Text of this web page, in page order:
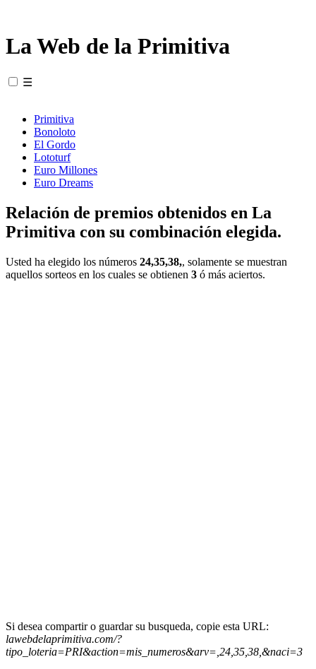
La Web de la Primitiva
☰
Primitiva
Bonoloto
El Gordo
Lototurf
Euro Millones
Euro Dreams
Relación de premios obtenidos en La
Primitiva con su combinación elegida.
Usted ha elegido los números 24,35,38,, solamente se muestran
aquellos sorteos en los cuales se obtienen 3 ó más aciertos.
Si desea compartir o guardar su busqueda, copie esta URL:
lawebdelaprimitiva.com/?
tipo_loteria=PRI&action=mis_numeros&arv=,24,35,38,&naci=3